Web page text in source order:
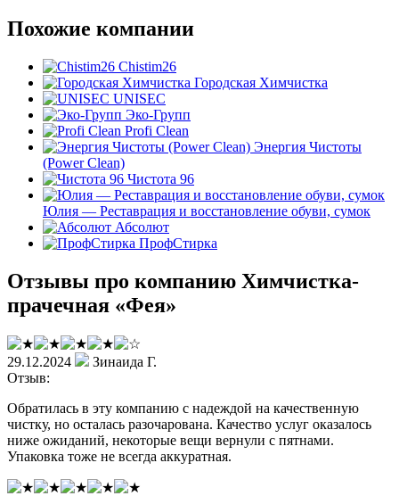
Похожие компании
Chistim26
Городская Химчистка
UNISEC
Эко-Групп
Profi Clean
Энергия Чистоты
(Power Clean)
Чистота 96
Юлия — Реставрация и восстановление обуви, сумок
Абсолют
ПрофСтирка
Отзывы про компанию Химчистка-
прачечная «Фея»
29.12.2024
Зинаида Г.
Отзыв:
Обратилась в эту компанию с надеждой на качественную
чистку, но осталась разочарована. Качество услуг оказалось
ниже ожиданий, некоторые вещи вернули с пятнами.
Упаковка тоже не всегда аккуратная.